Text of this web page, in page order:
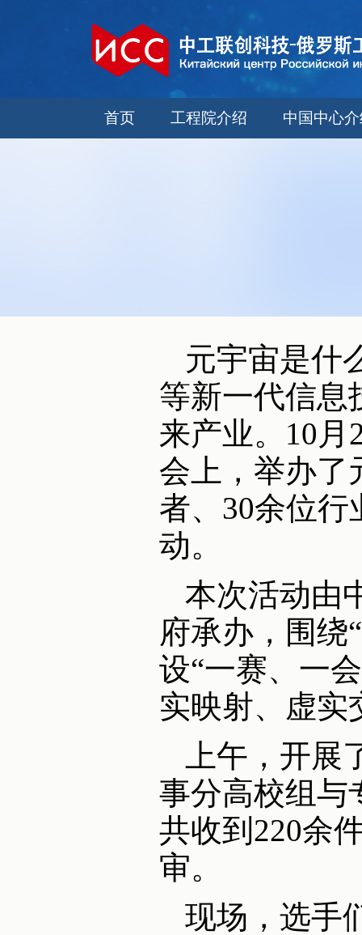
首页 工程院介绍 中国中心
元宇宙是什
等新一代信息
来产业。10
会上，举办了
者、30余位行
动。
本次活动由
府承办，围绕
设“一赛、一
实映射、虚实
上午，开
事分高校组与
共收到220余
审。
现场，选手